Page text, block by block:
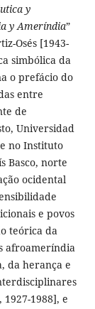
y
y Ameríndia”
Osés [1943-
simbólica da
o prefácio do
entre
de
Universidad
no Instituto
Basco, norte
ocidental
e povos
teórica da
afroameríndia
da herança e
1988], e